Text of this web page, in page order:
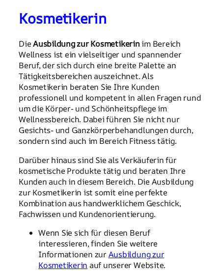
Kosmetikerin
DieAusbildung zur Kosmetikerinim Bereich
Wellness ist ein vielseitiger und spannender
Beruf, der sich durch eine breite Palette an
Tätigkeitsbereichen auszeichnet. Als
Kosmetikerin beraten Sie Ihre Kunden
professionell und kompetent in allen Fragen rund
um die Körper- und Schönheitspflege im
Wellnessbereich. Dabei führen Sie nicht nur
Gesichts- und Ganzkörperbehandlungen durch,
sondern sind auch im Bereich Fitness tätig.
Darüber hinaus sind Sie als Verkäuferin für
kosmetische Produkte tätig und beraten Ihre
Kunden auch in diesem Bereich. Die Ausbildung
zur Kosmetikerin ist somit eine perfekte
Kombination aus handwerklichem Geschick,
Fachwissen und Kundenorientierung.
Wenn Sie sich für diesen Beruf
interessieren, finden Sie weitere
Informationen zurAusbildung zur
Kosmetikerin auf unserer Website.